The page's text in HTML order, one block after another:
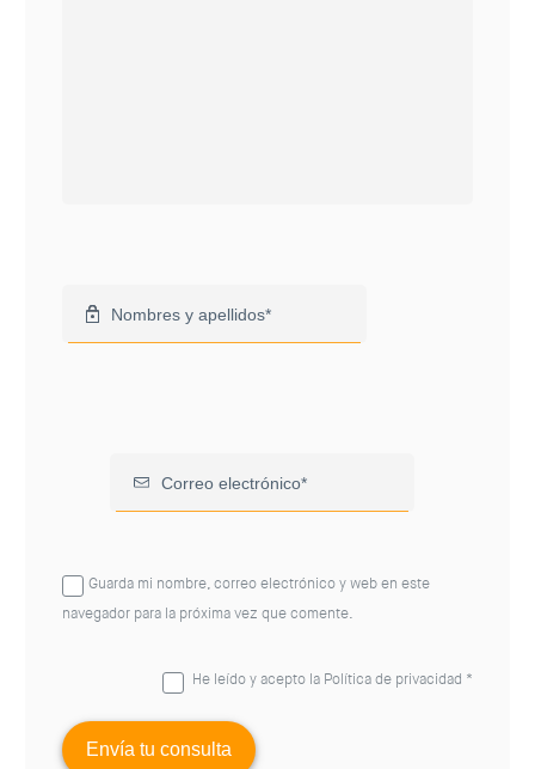
Guarda mi nombre, correo electrónico y web en este
navegador para la próxima vez que comente.
He leído y acepto la Política de privacidad *